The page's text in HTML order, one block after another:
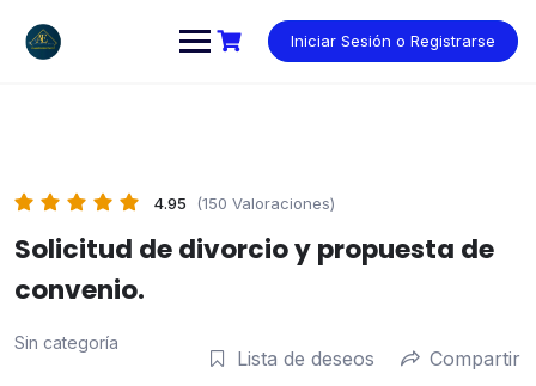
contenido
Iniciar Sesión o Registrarse
4.95 (150 Valoraciones)
Solicitud de divorcio y propuesta de
convenio.
Sin categoría
Lista de deseos Compartir